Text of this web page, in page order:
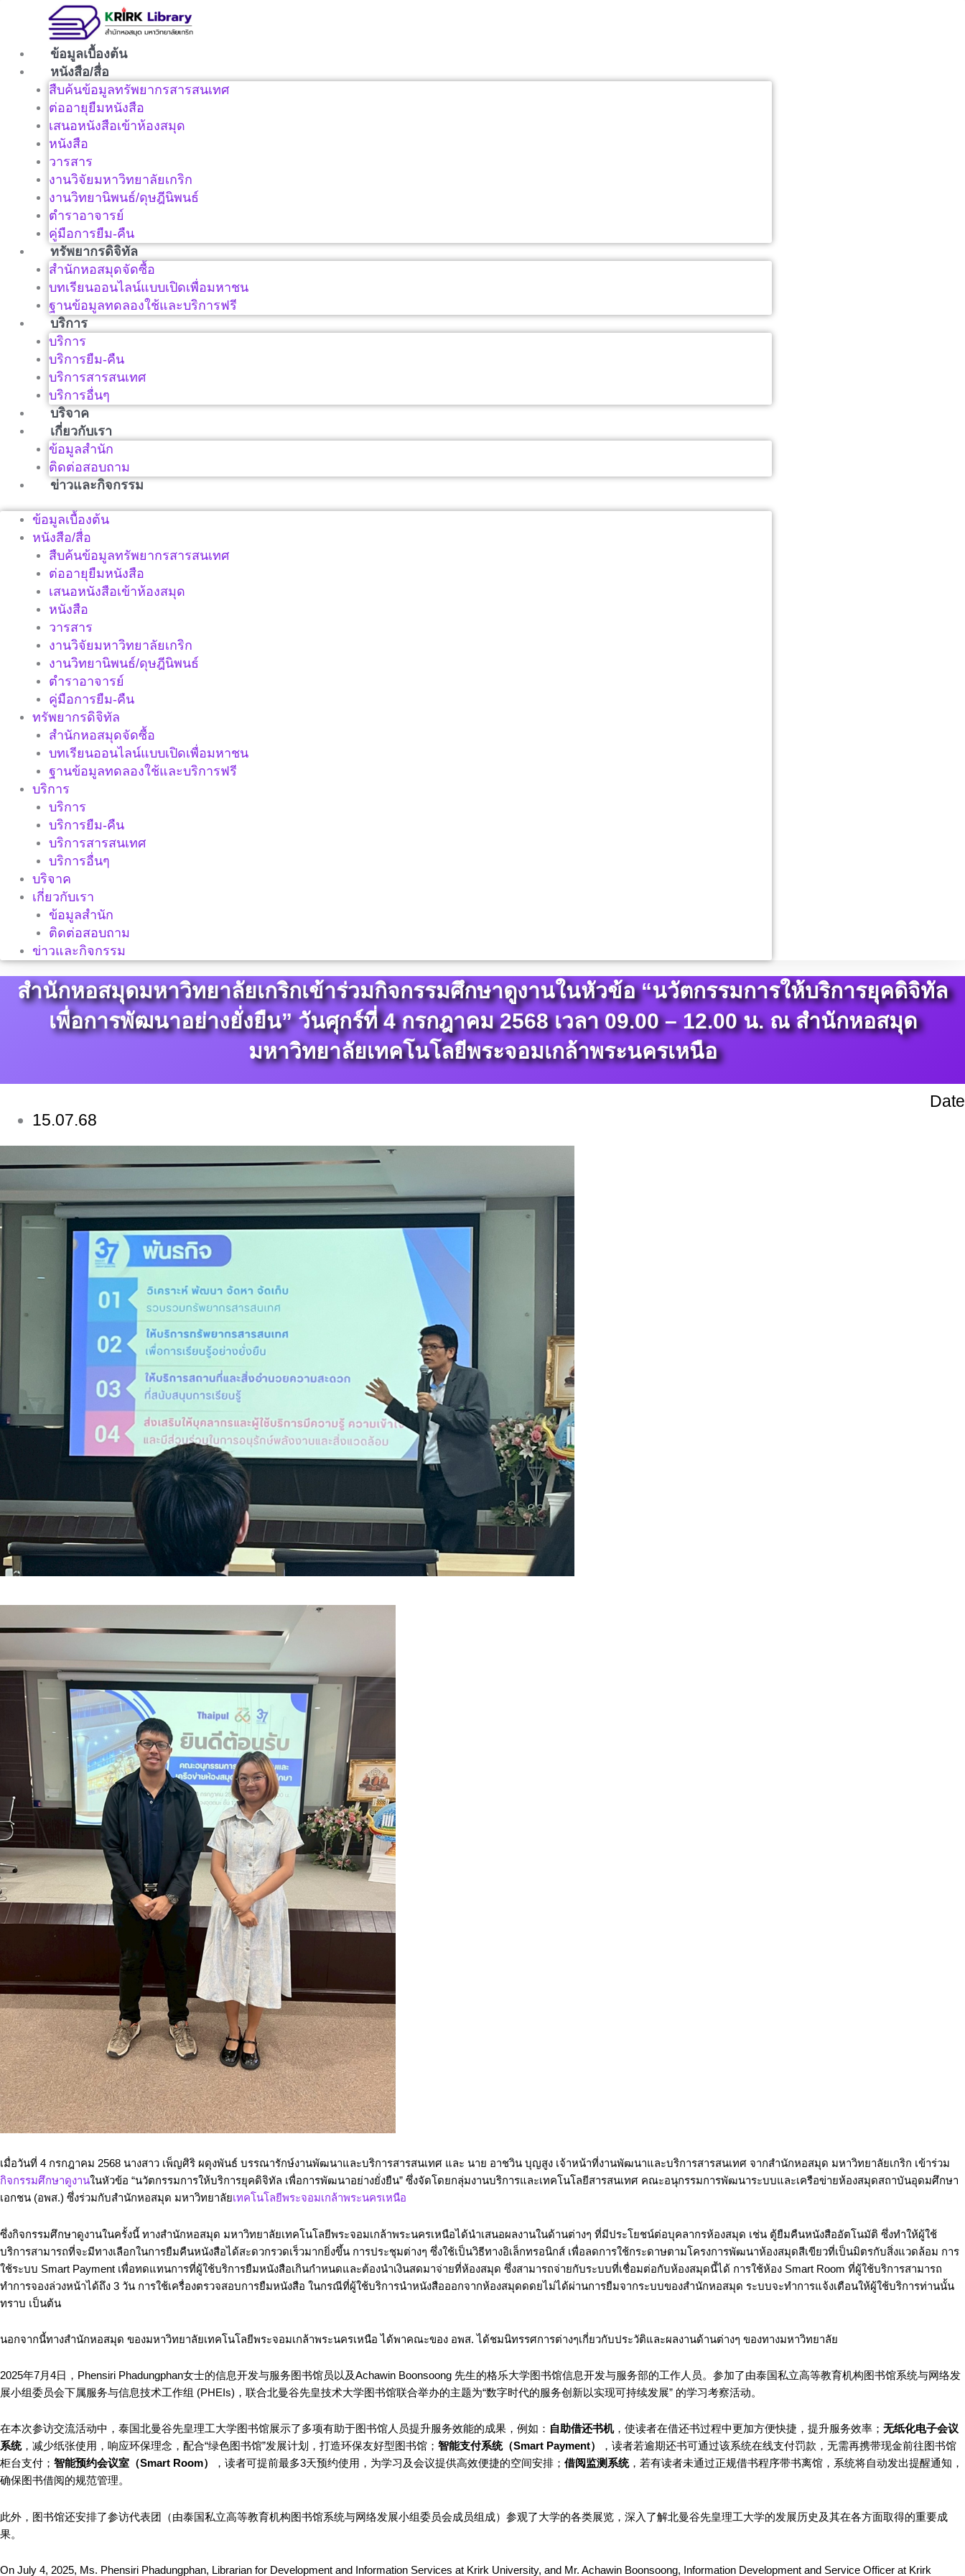
ข้อมูลเบื้องต้น
หนังสือ/สื่อ
สืบค้นข้อมูลทรัพยากรสารสนเทศ
ต่ออายุยืมหนังสือ
เสนอหนังสือเข้าห้องสมุด
หนังสือ
วารสาร
งานวิจัยมหาวิทยาลัยเกริก
งานวิทยานิพนธ์/ดุษฎีนิพนธ์
ตำราอาจารย์
คู่มือการยืม-คืน
ทรัพยากรดิจิทัล
สำนักหอสมุดจัดซื้อ
บทเรียนออนไลน์แบบเปิดเพื่อมหาชน
ฐานข้อมูลทดลองใช้และบริการฟรี
บริการ
บริการ
บริการยืม-คืน
บริการสารสนเทศ
บริการอื่นๆ
บริจาค
เกี่ยวกับเรา
ข้อมูลสำนัก
ติดต่อสอบถาม
ข่าวและกิจกรรม
ข้อมูลเบื้องต้น
หนังสือ/สื่อ
สืบค้นข้อมูลทรัพยากรสารสนเทศ
ต่ออายุยืมหนังสือ
เสนอหนังสือเข้าห้องสมุด
หนังสือ
วารสาร
งานวิจัยมหาวิทยาลัยเกริก
งานวิทยานิพนธ์/ดุษฎีนิพนธ์
ตำราอาจารย์
คู่มือการยืม-คืน
ทรัพยากรดิจิทัล
สำนักหอสมุดจัดซื้อ
บทเรียนออนไลน์แบบเปิดเพื่อมหาชน
ฐานข้อมูลทดลองใช้และบริการฟรี
บริการ
บริการ
บริการยืม-คืน
บริการสารสนเทศ
บริการอื่นๆ
บริจาค
เกี่ยวกับเรา
ข้อมูลสำนัก
ติดต่อสอบถาม
ข่าวและกิจกรรม
สำนักหอสมุดมหาวิทยาลัยเกริกเข้าร่วมกิจกรรมศึกษาดูงานในหัวข้อ “นวัตกรรมการให้บริการยุคดิจิทัล
เพื่อการพัฒนาอย่างยั่งยืน” วันศุกร์ที่ 4 กรกฎาคม 2568 เวลา 09.00 – 12.00 น. ณ สำนักหอสมุด
มหาวิทยาลัยเทคโนโลยีพระจอมเกล้าพระนครเหนือ
Date
15.07.68
เมื่อวันที่ 4 กรกฎาคม 2568 นางสาว เพ็ญศิริ ผดุงพันธ์ บรรณารักษ์งานพัฒนาและบริการสารสนเทศ และ นาย อาชวิน บุญสูง เจ้าหน้าที่งานพัฒนาและบริการสารสนเทศ จากสำนักหอสมุด มหาวิทยาลัยเกริก เข้าร่วม
กิจกรรมศึกษาดูงานในหัวข้อ “นวัตกรรมการให้บริการยุคดิจิทัล เพื่อการพัฒนาอย่างยั่งยืน” ซึ่งจัดโดยกลุ่มงานบริการและเทคโนโลยีสารสนเทศ คณะอนุกรรมการพัฒนาระบบและเครือข่ายห้องสมุดสถาบันอุดมศึกษา
เอกชน (อพส.) ซึ่งร่วมกับสำนักหอสมุด มหาวิทยาลัยเทคโนโลยีพระจอมเกล้าพระนครเหนือ
ซึ่งกิจกรรมศึกษาดูงานในครั้งนี้ ทางสำนักหอสมุด มหาวิทยาลัยเทคโนโลยีพระจอมเกล้าพระนครเหนือได้นำเสนอผลงานในด้านต่างๆ ที่มีประโยชน์ต่อบุคลากรห้องสมุด เช่น ตู้ยืมคืนหนังสืออัตโนมัติ ซึ่งทำให้ผู้ใช้
บริการสามารถที่จะมีทางเลือกในการยืมคืนหนังสือได้สะดวกรวดเร็วมากยิ่งขึ้น การประชุมต่างๆ ซึ่งใช้เป็นวิธีทางอิเล็กทรอนิกส์ เพื่อลดการใช้กระดาษตามโครงการพัฒนาห้องสมุดสีเขียวที่เป็นมิตรกับสิ่งแวดล้อม การ
ใช้ระบบ Smart Payment เพื่อทดแทนการที่ผู้ใช้บริการยืมหนังสือเกินกำหนดและต้องนำเงินสดมาจ่ายที่ห้องสมุด ซึ่งสามารถจ่ายกับระบบที่เชื่อมต่อกับห้องสมุดนี้ได้ การใช้ห้อง Smart Room ที่ผู้ใช้บริการสามารถ
ทำการจองล่วงหน้าได้ถึง 3 วัน การใช้เครื่องตรวจสอบการยืมหนังสือ ในกรณีที่ผู้ใช้บริการนำหนังสือออกจากห้องสมุดดดยไม่ได้ผ่านการยืมจากระบบของสำนักหอสมุด ระบบจะทำการแจ้งเตือนให้ผู้ใช้บริการท่านนั้น
ทราบ เป็นต้น
นอกจากนี้ทางสำนักหอสมุด ของมหาวิทยาลัยเทคโนโลยีพระจอมเกล้าพระนครเหนือ ได้พาคณะของ อพส. ได้ชมนิทรรศการต่างๆเกี่ยวกับประวัติและผลงานด้านต่างๆ ของทางมหาวิทยาลัย
2025年7月4日，Phensiri Phadungphan女士的信息开发与服务图书馆员以及Achawin Boonsoong 先生的格乐大学图书馆信息开发与服务部的工作人员。参加了由泰国私立高等教育机构图书馆系统与网络发
展小组委员会下属服务与信息技术工作组 (PHEIs)，联合北曼谷先皇技术大学图书馆联合举办的主题为“数字时代的服务创新以实现可持续发展” 的学习考察活动。
在本次参访交流活动中，泰国北曼谷先皇理工大学图书馆展示了多项有助于图书馆人员提升服务效能的成果，例如： 自助借还书机，使读者在借还书过程中更加方便快捷，提升服务效率； 无纸化电子会议
系统，减少纸张使用，响应环保理念，配合“绿色图书馆”发展计划，打造环保友好型图书馆； 智能支付系统（Smart Payment）
，读者若逾期还书可通过该系统在线支付罚款，无需再携带现金前往图书馆
柜台支付； 智能预约会议室（Smart Room） ，读者可提前最多3天预约使用，为学习及会议提供高效便捷的空间安排； 借阅监测系统，若有读者未通过正规借书程序带书离馆，系统将自动发出提醒通知，
确保图书借阅的规范管理。
此外，图书馆还安排了参访代表团（由泰国私立高等教育机构图书馆系统与网络发展小组委员会成员组成）参观了大学的各类展览，深入了解北曼谷先皇理工大学的发展历史及其在各方面取得的重要成
果。
On July 4, 2025, Ms. Phensiri Phadungphan, Librarian for Development and Information Services at Krirk University, and Mr. Achawin Boonsoong, Information Development and Service Officer at Krirk